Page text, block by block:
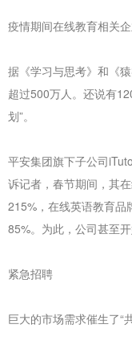
疫情期间在线教育相关
据《学习与思考》和《
超过500万人。还说有
划”。
平安集团旗下子公司
诉记者，春节期间，其
215%，在线英语教育品
85%。为此，公司甚至开
紧急招聘
巨大的市场需求催生了“